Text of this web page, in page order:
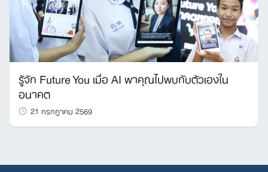
รู้จัก Future You เมื่อ AI พาคุณไปพบกับตัวเองใน
อนาคต
21 กรกฎาคม 2569